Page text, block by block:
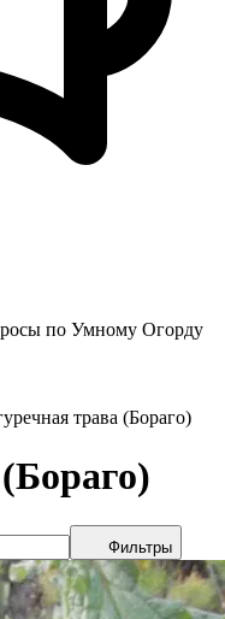
по Умному Огорду
трава (Бораго)
Фильтры